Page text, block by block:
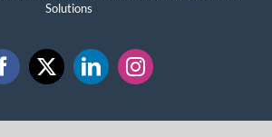
Solutions
Facebook
X LinkedInInstagram